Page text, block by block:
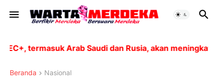
termasuk Arab Saudi dan Rusia, akan meningkatkan
Beranda Nasional